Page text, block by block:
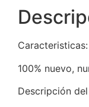
Caracteristicas:
100% nuevo,
Descripción